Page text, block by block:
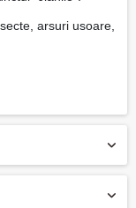
arsuri usoare,